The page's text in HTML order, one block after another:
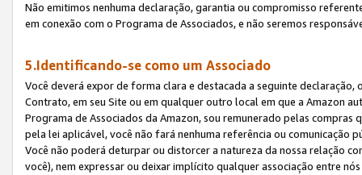
Não emitimos nenhuma declaração, garantia ou compromisso
em conexão com o Programa de Associados, e não seremos
5.Identificando-se como um Associado
Você deverá expor de forma clara e destacada a seguinte
Contrato, em seu Site ou em qualquer outro local em que a Amazon
Programa de Associados da Amazon, sou remunerado pelas
pela lei aplicável, você não fará nenhuma referência ou comunicação
Você não poderá deturpar ou distorcer a natureza da nossa relação
você), nem expressar ou deixar implícito qualquer associação entre